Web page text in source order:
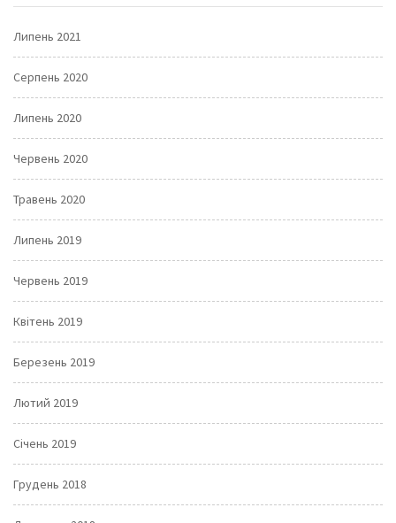
Липень 2021
Серпень 2020
Липень 2020
Червень 2020
Травень 2020
Липень 2019
Червень 2019
Квітень 2019
Березень 2019
Лютий 2019
Січень 2019
Грудень 2018